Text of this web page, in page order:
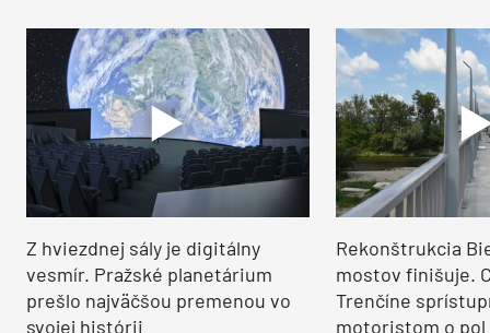
Z hviezdnej sály je digitálny
vesmír. Pražské planetárium
prešlo najväčšou premenou vo
svojej histórii
Rekonštrukcia
mostov finišuje.
Trenčíne
motoristom o pol